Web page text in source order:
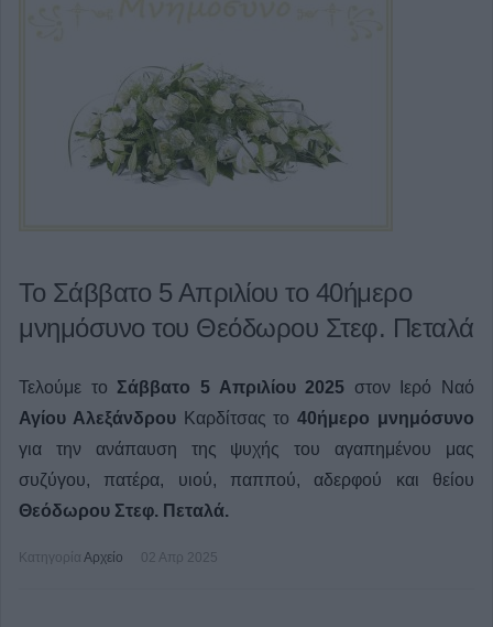
Το Σάββατο 5 Απριλίου το 40ήμερο
μνημόσυνο του Θεόδωρου Στεφ. Πεταλά
Τελούμε το Σάββατο 5 Απριλίου 2025 στον Ιερό Ναό
Αγίου Αλεξάνδρου Καρδίτσας το 40ήμερο μνημόσυνο
για την ανάπαυση της ψυχής του αγαπημένου μας
συζύγου, πατέρα, υιού, παππού, αδερφού και θείου
Θεόδωρου Στεφ. Πεταλά.
Κατηγορία Αρχείο 02 Απρ 2025